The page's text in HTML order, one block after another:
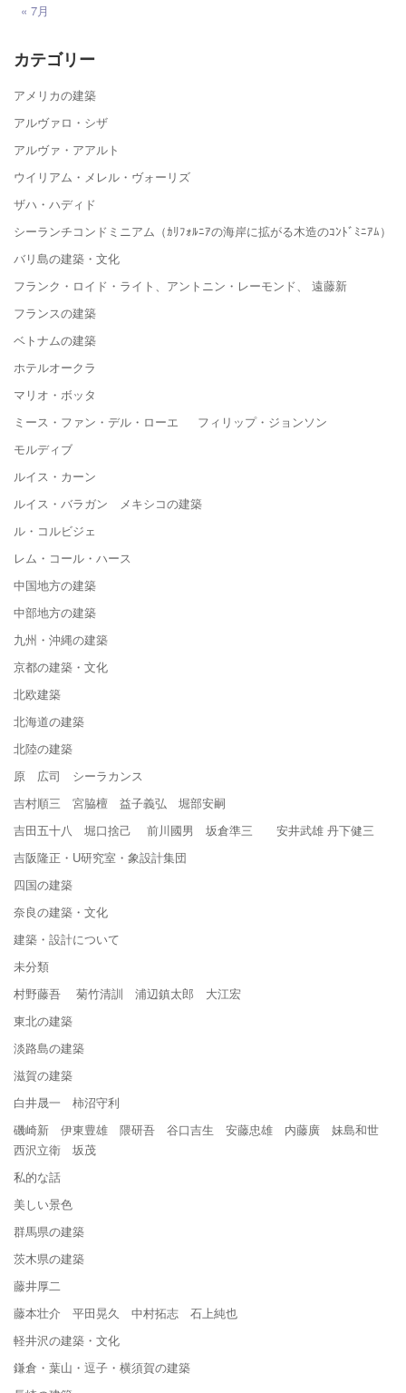
« 7月
カテゴリー
アメリカの建築
アルヴァロ・シザ
アルヴァ・アアルト
ウイリアム・メレル・ヴォーリズ
ザハ・ハディド
シーランチコンドミニアム（ｶﾘﾌｫﾙﾆｱの海岸に拡がる木造のｺﾝﾄﾞﾐﾆｱﾑ）
バリ島の建築・文化
フランク・ロイド・ライト、アントニン・レーモンド、 遠藤新
フランスの建築
ベトナムの建築
ホテルオークラ
マリオ・ボッタ
ミース・ファン・デル・ローエ フィリップ・ジョンソン
モルディブ
ルイス・カーン
ルイス・バラガン メキシコの建築
ル・コルビジェ
レム・コール・ハース
中国地方の建築
中部地方の建築
九州・沖縄の建築
京都の建築・文化
北欧建築
北海道の建築
北陸の建築
原 広司 シーラカンス
吉村順三 宮脇檀 益子義弘 堀部安嗣
吉田五十八 堀口捨己 前川國男 坂倉準三 安井武雄 丹下健三
吉阪隆正・U研究室・象設計集団
四国の建築
奈良の建築・文化
建築・設計について
未分類
村野藤吾 菊竹清訓 浦辺鎮太郎 大江宏
東北の建築
淡路島の建築
滋賀の建築
白井晟一 柿沼守利
磯崎新 伊東豊雄 隈研吾 谷口吉生 安藤忠雄 内藤廣 妹島和世
西沢立衛 坂茂
私的な話
美しい景色
群馬県の建築
茨木県の建築
藤井厚二
藤本壮介 平田晃久 中村拓志 石上純也
軽井沢の建築・文化
鎌倉・葉山・逗子・横須賀の建築